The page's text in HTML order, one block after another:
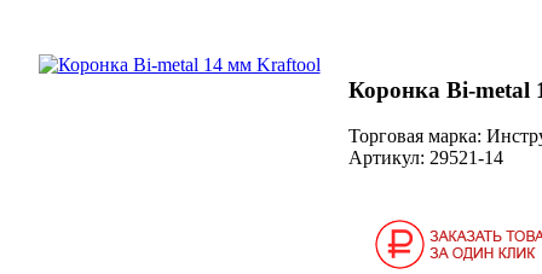
Коронка Bi-metal
Торговая марка:
Артикул: 29521-14